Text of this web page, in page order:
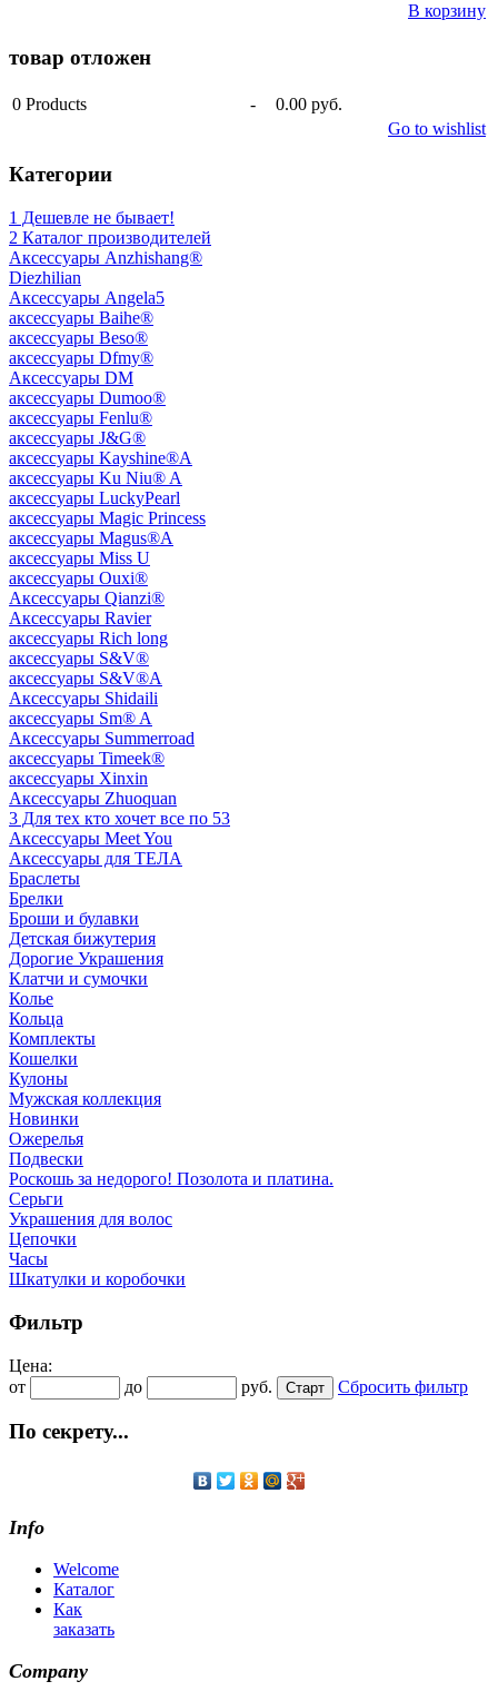
В корзину
товар отложен
0 Products -
0.00 руб.
Go to wishlist
Категории
1 Дешевле не бывает!
2 Каталог производителей
Aксессуары Anzhishang®
Diezhilian
Аксессуары Angela5
аксессуары Baihe®
аксессуары Beso®
аксессуары Dfmy®
Аксессуары DM
аксессуары Dumoo®
аксессуары Fenlu®
аксессуары J&G®
аксессуары Kayshine®A
аксессуары Ku Niu® A
аксессуары LuckyPearl
аксессуары Magic Princess
аксессуары Magus®A
аксессуары Miss U
аксессуары Ouxi®
Аксессуары Qianzi®
Аксессуары Ravier
аксессуары Rich long
аксессуары S&V®
аксессуары S&V®A
Аксессуары Shidaili
аксессуары Sm® A
Аксессуары Summerroad
аксессуары Timeek®
аксессуары Xinxin
Аксессуары Zhuoquan
3 Для тех кто хочет все по 53
Аксессуары Meet You
Аксессуары для ТЕЛА
Браслеты
Брелки
Броши и булавки
Детская бижутерия
Дорогие Украшения
Клатчи и сумочки
Колье
Кольца
Комплекты
Кошелки
Кулоны
Мужская коллекция
Новинки
Ожерелья
Подвески
Роскошь за недорого! Позолота и платина.
Серьги
Украшения для волос
Цепочки
Часы
Шкатулки и коробочки
Фильтр
Цена:
от
до руб. Сбросить фильтр
По секрету...
Info
Welcome
Каталог
Как
заказать
Company